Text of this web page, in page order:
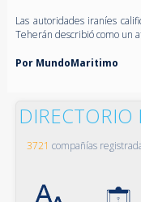
Las autoridades iraníes
Teherán describió como un
Por MundoMaritimo
DIRECTORIO
3721 compañías